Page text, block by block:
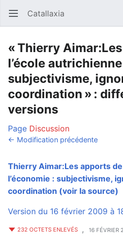
Ouvrir le menu principal Catallaxia
« Thierry
l’école
subjectivisme,
coordination » :
versions
Page Discussion
← Modification précédente
Thierry Aimar:Les apports
l’économie : subjectivisme,
coordination (voir la source)
Version du 16 février 2009 à
232 OCTETS ENLEVÉS , 16 FÉVRIER